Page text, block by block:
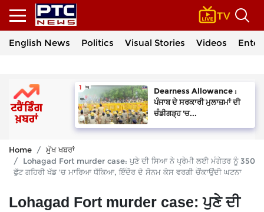
English News Politics Visual Stories Videos
Dearness Allowance :
ਪੰਜਾਬ ਦੇ ਸਰਕਾਰੀ ਮੁਲਾਜ਼ਮਾਂ ਦੀ
ਚੰਡੀਗੜ੍ਹ 'ਚ...
Home
ਮੁੱਖ ਖਬਰਾਂ
Lohagad Fort murder case: ਪੁਣੇ ਦੀ ਸਿਆ ਨੇ ਪ੍ਰੇਮੀ ਲਈ ਮੰਗੇਤਰ ਨੂੰ 350
ਫੁੱਟ ਗਹਿਰੀ ਖੱਡ 'ਚ ਮਾਰਿਆ ਧੱਕਿਆ, ਇੰਦੌਰ ਦੇ ਸੋਨਮ ਕੇਸ ਵਰਗੀ ਚੌਂਕਾਉਂਦੀ ਘਟਨਾ
Lohagad Fort murder case: ਪੁਣੇ ਦੀ